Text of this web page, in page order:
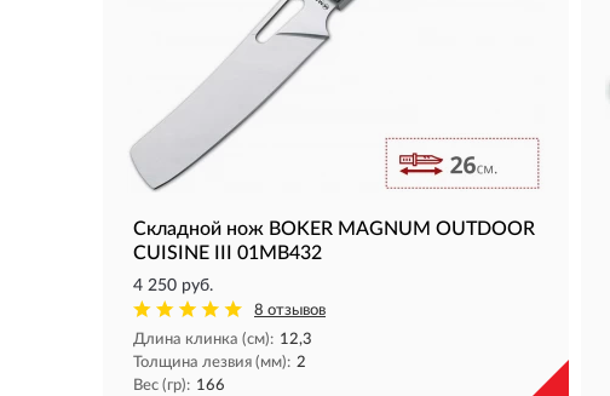
Складной нож BOKER MAGNUM OUTDOOR
CUISINE III 01MB432
4 250 руб.
8 отзывов
Длина клинка (см): 12,3
Толщина лезвия (мм): 2
Вес (гр): 166